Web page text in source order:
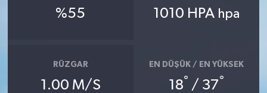
%55 1010 HPA hpa
RÜZGAR
1.00 M/S
EN DÜŞÜK / EN YÜKSEK
18° / 37°